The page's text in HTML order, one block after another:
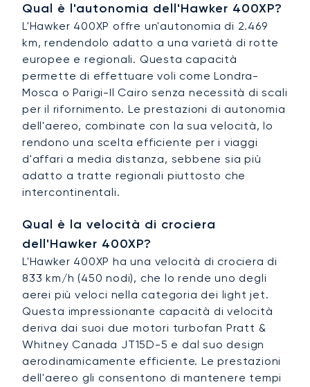
Qual è l'autonomia dell'Hawker 400XP?
L'Hawker 400XP offre un'autonomia di 2.469
km, rendendolo adatto a una varietà di rotte
europee e regionali. Questa capacità
permette di effettuare voli come Londra-
Mosca o Parigi-Il Cairo senza necessità di scali
per il rifornimento. Le prestazioni di autonomia
dell'aereo, combinate con la sua velocità, lo
rendono una scelta efficiente per i viaggi
d'affari a media distanza, sebbene sia più
adatto a tratte regionali piuttosto che
intercontinentali.
Qual è la velocità di crociera
dell'Hawker 400XP?
L'Hawker 400XP ha una velocità di crociera di
833 km/h (450 nodi), che lo rende uno degli
aerei più veloci nella categoria dei light jet.
Questa impressionante capacità di velocità
deriva dai suoi due motori turbofan Pratt &
Whitney Canada JT15D-5 e dal suo design
aerodinamicamente efficiente. Le prestazioni
dell'aereo gli consentono di mantenere tempi